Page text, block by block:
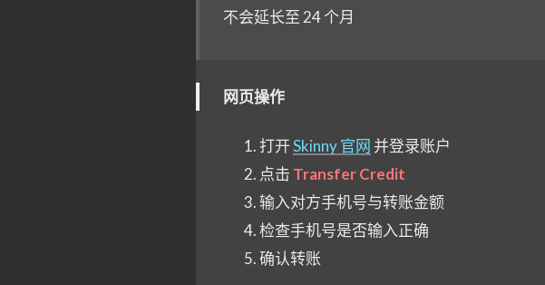
不会延长至 24 个月
网页操作
打开Skinny 官网 并登录账户
点击 Transfer Credit
输入对方手机号与转账金额
检查手机号是否输入正确
确认转账